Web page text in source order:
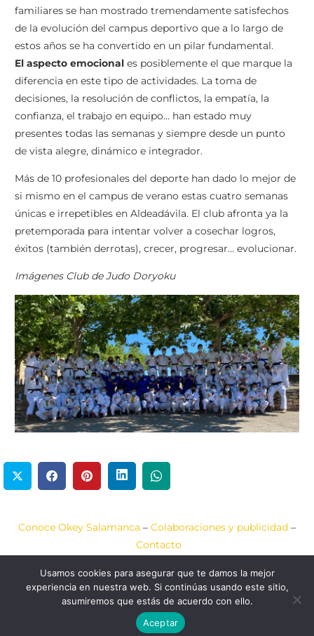
familiares se han mostrado tremendamente satisfechos
de la evolución del campus deportivo que a lo largo de
estos años se ha convertido en un pilar fundamental.
El aspecto emocional es posiblemente el que marque la
diferencia en este tipo de actividades. La toma de
decisiones, la resolución de conflictos, la empatía, la
confianza, el trabajo en equipo… han estado muy
presentes todas las semanas y siempre desde un punto
de vista alegre, dinámico e integrador.
Más de 10 profesionales del deporte han dado lo mejor de
si mismo en el campus de verano estas cuatro semanas
únicas e irrepetibles en Aldeadávila. El club afronta ya la
pretemporada para intentar volver a cosechar logros,
éxitos (también derrotas), crecer, progresar… evolucionar.
Imágenes Club de Judo Doryoku
Conoce Okey Salamanca – Colaboraciones y publicidad –
Contacto
Aviso Legal –Política de Cookies–Política de Privacidad
2020-2026 © Okey
Web diseñada por
COMUNICACIÓN
Usamos cookies para asegurar que te damos la mejor
experiencia en nuestra web. Si continúas usando este sitio,
asumiremos que estás de acuerdo con ello.
Aceptar